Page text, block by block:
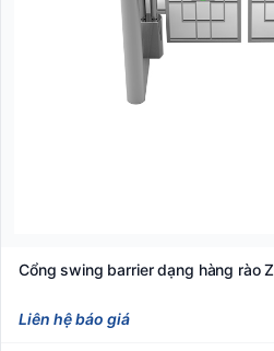
Cổng swing barrier dạng hàng rào
Liên hệ báo giá